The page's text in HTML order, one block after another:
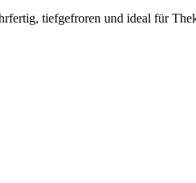
tiefgefroren und ideal für